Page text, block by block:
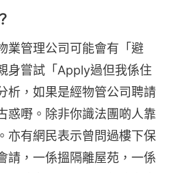
業管理公司可能會有「避
身嘗試「Apply過但我係住
析，如果是經物管公司聘請
惑嘢。除非你識法團啲人靠
亦有網民表示曾問過樓下保
請，一係搵隔離屋苑，一係